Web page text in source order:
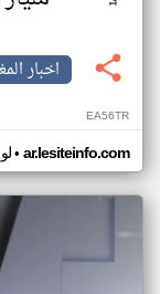
اخبار
EA56TR
• ar.lesiteinfo.com